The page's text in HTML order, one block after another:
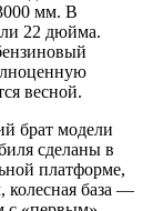
мм. В
22 дюйма.
весной.
брат модели
сделаны в
платформе,
колесная база —